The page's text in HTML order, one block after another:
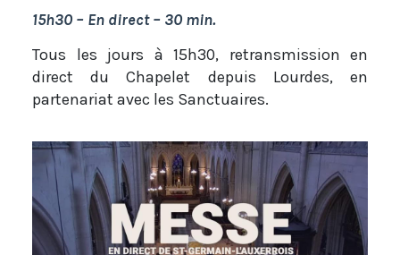
15h30 – En direct – 30 min.
Tous les jours à 15h30, retransmission en
direct du Chapelet depuis Lourdes, en
partenariat avec les Sanctuaires.